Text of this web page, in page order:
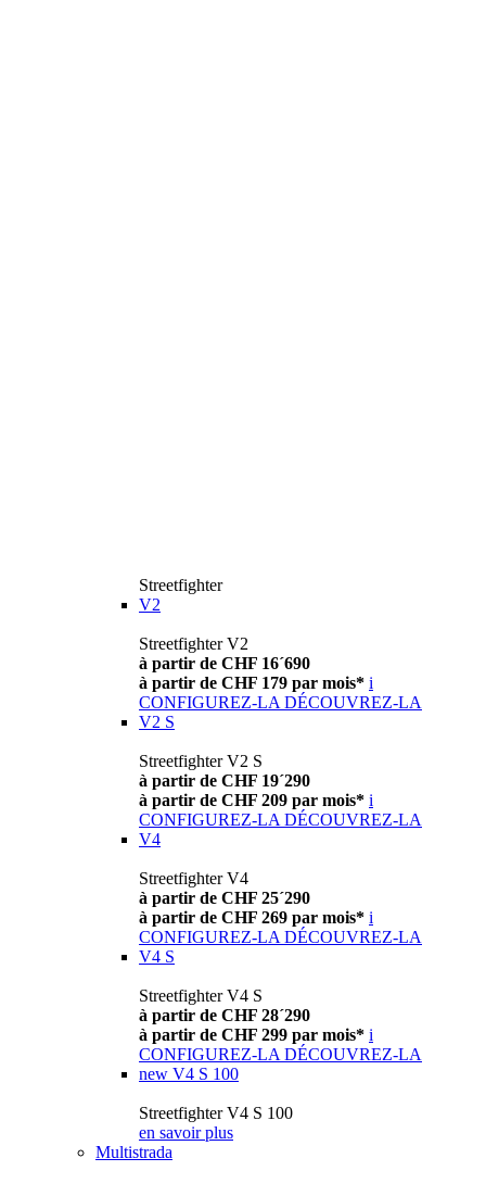
Streetfighter
V2
Streetfighter V2
à partir de CHF 16´690
à partir de CHF 179 par mois* i
CONFIGUREZ-LA DÉCOUVREZ-LA
V2 S
Streetfighter V2 S
à partir de CHF 19´290
à partir de CHF 209 par mois* i
CONFIGUREZ-LA DÉCOUVREZ-LA
V4
Streetfighter V4
à partir de CHF 25´290
à partir de CHF 269 par mois* i
CONFIGUREZ-LA DÉCOUVREZ-LA
V4 S
Streetfighter V4 S
à partir de CHF 28´290
à partir de CHF 299 par mois* i
CONFIGUREZ-LA DÉCOUVREZ-LA
new V4 S 100
Streetfighter V4 S 100
en savoir plus
Multistrada